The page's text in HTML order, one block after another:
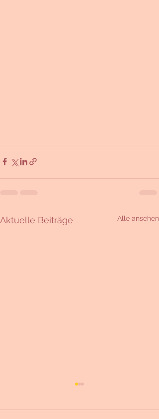
Aktuelle Beiträge Alle ansehen